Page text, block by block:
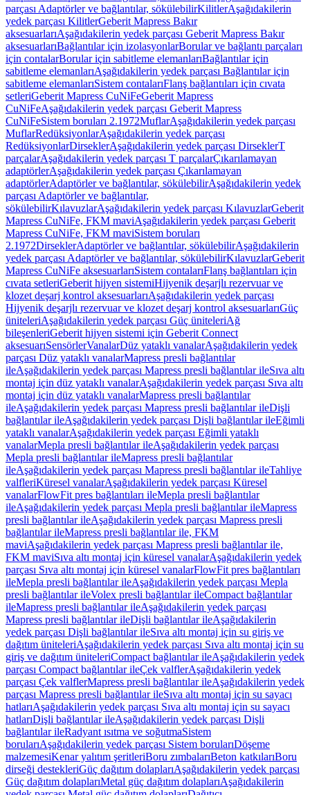
parçası Adaptörler ve bağlantılar, sökülebilirKilitlerAşağıdakilerin
yedek parçası KilitlerGeberit Mapress Bakır
aksesuarlarıAşağıdakilerin yedek parçası Geberit Mapress Bakır
aksesuarlarıBağlantılar için izolasyonlarBorular ve bağlantı parçaları
için contalarBorular için sabitleme elemanlarıBağlantılar için
sabitleme elemanlarıAşağıdakilerin yedek parçası Bağlantılar için
sabitleme elemanlarıSistem contalarıFlanş bağlantıları için cıvata
setleriGeberit Mapress CuNiFeGeberit Mapress
CuNiFeAşağıdakilerin yedek parçası Geberit Mapress
CuNiFeSistem boruları 2.1972MuflarAşağıdakilerin yedek parçası
MuflarRedüksiyonlarAşağıdakilerin yedek parçası
RedüksiyonlarDirseklerAşağıdakilerin yedek parçası DirseklerT
parçalarAşağıdakilerin yedek parçası T parçalarÇıkarılamayan
adaptörlerAşağıdakilerin yedek parçası Çıkarılamayan
adaptörlerAdaptörler ve bağlantılar, sökülebilirAşağıdakilerin yedek
parçası Adaptörler ve bağlantılar,
sökülebilirKılavuzlarAşağıdakilerin yedek parçası KılavuzlarGeberit
Mapress CuNiFe, FKM maviAşağıdakilerin yedek parçası Geberit
Mapress CuNiFe, FKM maviSistem boruları
2.1972DirseklerAdaptörler ve bağlantılar, sökülebilirAşağıdakilerin
yedek parçası Adaptörler ve bağlantılar, sökülebilirKılavuzlarGeberit
Mapress CuNiFe aksesuarlarıSistem contalarıFlanş bağlantıları için
cıvata setleriGeberit hijyen sistemiHijyenik deşarjlı rezervuar ve
klozet deşarj kontrol aksesuarlarıAşağıdakilerin yedek parçası
Hijyenik deşarjlı rezervuar ve klozet deşarj kontrol aksesuarlarıGüç
üniteleriAşağıdakilerin yedek parçası Güç üniteleriAğ
bileşenleriGeberit hijyen sistemi için Geberit Connect
aksesuarıSensörlerVanalarDüz yataklı vanalarAşağıdakilerin yedek
parçası Düz yataklı vanalarMapress presli bağlantılar
ileAşağıdakilerin yedek parçası Mapress presli bağlantılar ileSıva altı
montaj için düz yataklı vanalarAşağıdakilerin yedek parçası Sıva altı
montaj için düz yataklı vanalarMapress presli bağlantılar
ileAşağıdakilerin yedek parçası Mapress presli bağlantılar ileDişli
bağlantılar ileAşağıdakilerin yedek parçası Dişli bağlantılar ileEğimli
yataklı vanalarAşağıdakilerin yedek parçası Eğimli yataklı
vanalarMepla presli bağlantılar ileAşağıdakilerin yedek parçası
Mepla presli bağlantılar ileMapress presli bağlantılar
ileAşağıdakilerin yedek parçası Mapress presli bağlantılar ileTahliye
valfleriKüresel vanalarAşağıdakilerin yedek parçası Küresel
vanalarFlowFit pres bağlantıları ileMepla presli bağlantılar
ileAşağıdakilerin yedek parçası Mepla presli bağlantılar ileMapress
presli bağlantılar ileAşağıdakilerin yedek parçası Mapress presli
bağlantılar ileMapress presli bağlantılar ile, FKM
maviAşağıdakilerin yedek parçası Mapress presli bağlantılar ile,
FKM maviSıva altı montaj için küresel vanalarAşağıdakilerin yedek
parçası Sıva altı montaj için küresel vanalarFlowFit pres bağlantıları
ileMepla presli bağlantılar ileAşağıdakilerin yedek parçası Mepla
presli bağlantılar ileVolex presli bağlantılar ileCompact bağlantılar
ileMapress presli bağlantılar ileAşağıdakilerin yedek parçası
Mapress presli bağlantılar ileDişli bağlantılar ileAşağıdakilerin
yedek parçası Dişli bağlantılar ileSıva altı montaj için su giriş ve
dağıtım üniteleriAşağıdakilerin yedek parçası Sıva altı montaj için su
giriş ve dağıtım üniteleriCompact bağlantılar ileAşağıdakilerin yedek
parçası Compact bağlantılar ileÇek valflerAşağıdakilerin yedek
parçası Çek valflerMapress presli bağlantılar ileAşağıdakilerin yedek
parçası Mapress presli bağlantılar ileSıva altı montaj için su sayacı
hatlarıAşağıdakilerin yedek parçası Sıva altı montaj için su sayacı
hatlarıDişli bağlantılar ileAşağıdakilerin yedek parçası Dişli
bağlantılar ileRadyant ısıtma ve soğutmaSistem
borularıAşağıdakilerin yedek parçası Sistem borularıDöşeme
malzemesiKenar yalıtım şeritleriBoru zımbalarıBeton katkılarıBoru
dirseği destekleriGüç dağıtım dolaplarıAşağıdakilerin yedek parçası
Güç dağıtım dolaplarıMetal güç dağıtım dolaplarıAşağıdakilerin